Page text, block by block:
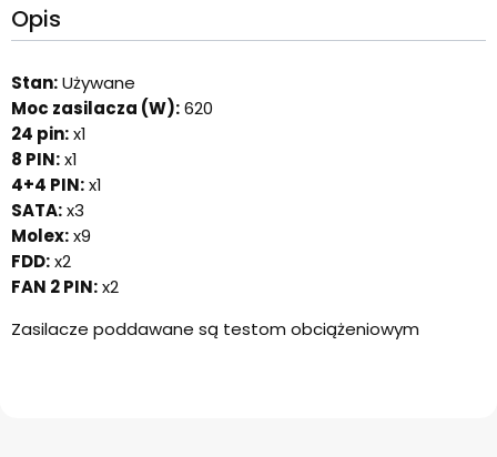
Opis
Stan:Używane
Moc zasilacza (W):620
24 pin:x1
8 PIN:x1
4+4 PIN:x1
SATA:x3
Molex:x9
FDD:x2
FAN 2 PIN:x2
Zasilacze poddawane są testom obciążeniowym